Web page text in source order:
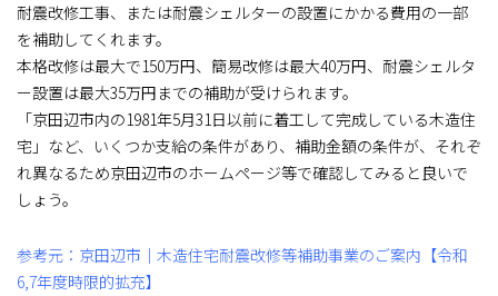
耐震改修工事、または耐震シェルターの設置にかかる費用の一部
を補助してくれます。
本格改修は最大で150万円、簡易改修は最大40万円、耐震シェルタ
ー設置は最大35万円までの補助が受けられます。
「京田辺市内の1981年5月31日以前に着工して完成している木造住
宅」など、いくつか支給の条件があり、補助金額の条件が、それぞ
れ異なるため京田辺市のホームページ等で確認してみると良いで
しょう。
参考元：京田辺市｜木造住宅耐震改修等補助事業のご案内【令和
6,7年度時限的拡充】